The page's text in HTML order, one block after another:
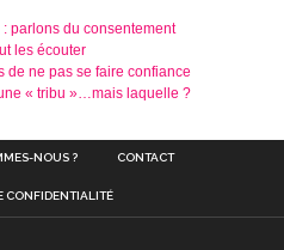
parlons du consentement
les écouter
de ne pas se faire confiance
« tribu »…mais laquelle ?
NOUS ? CONTACT
CONFIDENTIALITÉ